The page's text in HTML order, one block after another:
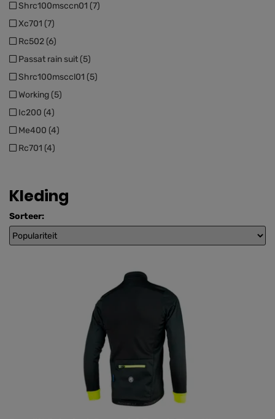
Shrc100msccn01 (7)
Xc701 (7)
Rc502 (6)
Passat rain suit (5)
Shrc100msccl01 (5)
Working (5)
Ic200 (4)
Me400 (4)
Rc701 (4)
Kleding
Sorteer: